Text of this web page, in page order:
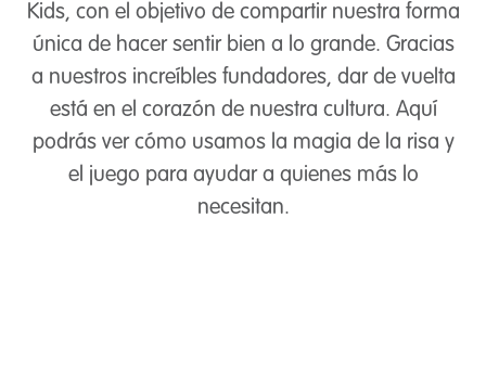
Kids, con el objetivo de compartir nuestra forma
única de hacer sentir bien a lo grande. Gracias
a nuestros increíbles fundadores, dar de vuelta
está en el corazón de nuestra cultura. Aquí
podrás ver cómo usamos la magia de la risa y
el juego para ayudar a quienes más lo
necesitan.